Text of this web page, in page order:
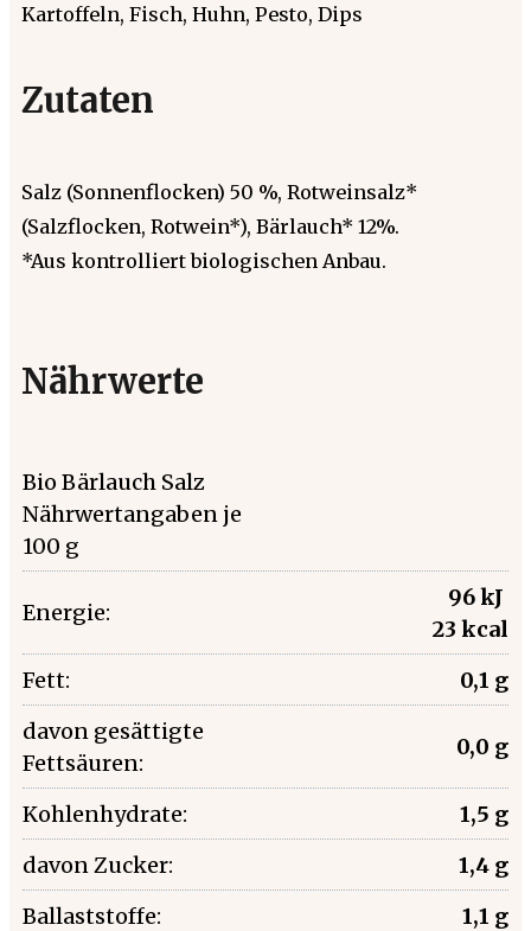
Kartoffeln, Fisch, Huhn, Pesto, Dips
Zutaten
Salz (Sonnenflocken) 50 %, Rotweinsalz*
(Salzflocken, Rotwein*), Bärlauch* 12%.
*Aus kontrolliert biologischen Anbau.
Nährwerte
Bio Bärlauch Salz
Nährwertangaben je
100 g
Energie:
96 kJ
23 kcal
Fett:
0,1 g
davon gesättigte
Fettsäuren:
0,0 g
Kohlenhydrate:
1,5 g
davon Zucker:
1,4 g
Ballaststoffe:
1,1 g